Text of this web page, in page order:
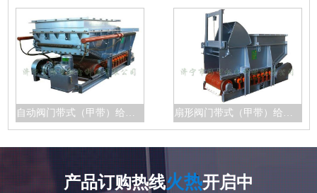
产品订购热线火热开启中